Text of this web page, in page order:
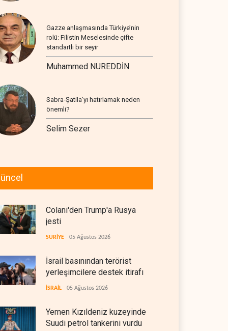
Gazze anlaşmasında Türkiye’nin
rolü: Filistin Meselesinde çifte
standartlı bir seyir
Muhammed NUREDDİN
Sabra-Şatila’yı hatırlamak neden
önemli?
Selim Sezer
Colani'den Trump'a Rusya
jesti
SURİYE 05 Ağustos 2026
İsrail basınından terörist
yerleşimcilere destek itirafı
İSRAİL 05 Ağustos 2026
Yemen Kızıldeniz kuzeyinde
Suudi petrol tankerini vurdu